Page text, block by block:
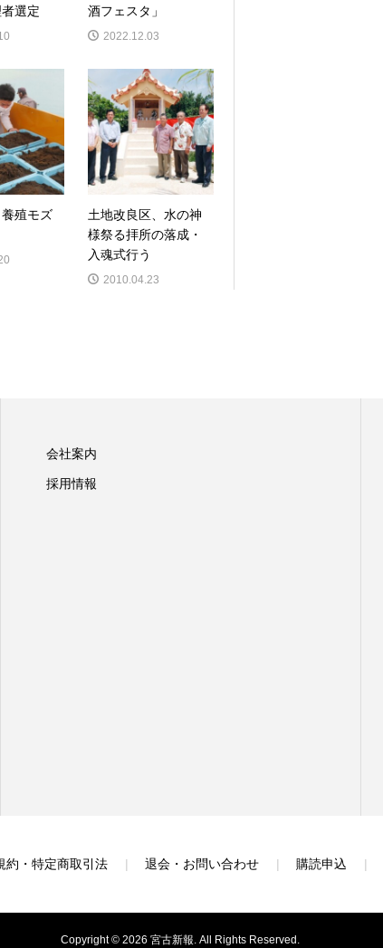
選定
酒フェスタ」
2022.12.03
養殖モズ
土地改良区、水の神
様祭る拝所の落成・
入魂式行う
2010.04.23
会社案内
採用情報
約・特定商取引法 退会・お問い合わせ 購読申込
Copyright © 2026 宮古新報. All Rights Reserved.